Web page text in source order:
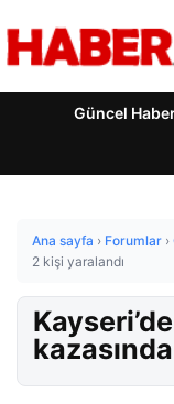
Güncel
Ana sayfa › Forumlar ›
2 kişi yaralandı